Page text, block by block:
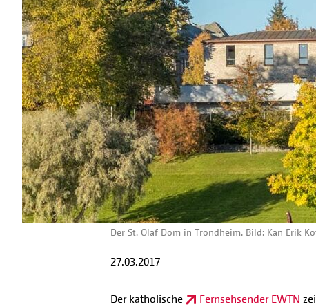
Der St. Olaf Dom in Trondheim. Bild: Kan Erik
27.03.2017
Der katholische Fernsehsender EWTN